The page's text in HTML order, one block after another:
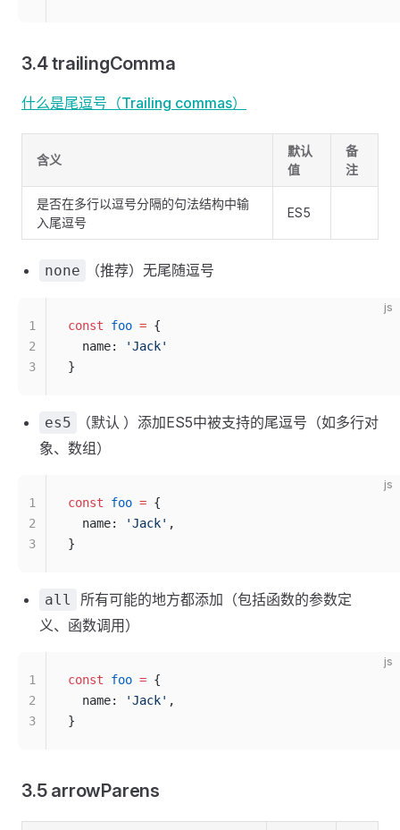
3.4 trailingComma
什么是尾逗号（Trailing commas）
含义
默认
值
备
注
是否在多行以逗号分隔的句法结构中输
入尾逗号
ES5
none （推荐）无尾随逗号
js
const foo = {
  name:
'Jack'
}
1
2
3
es5
（默认 ）添加ES5中被支持的尾逗号（如多行对
象、数组）
js
const foo = {
  name:
'Jack' ,
}
1
2
3
all
所有可能的地方都添加（包括函数的参数定
义、函数调用）
js
const foo = {
  name:
'Jack' ,
}
1
2
3
3.5 arrowParens